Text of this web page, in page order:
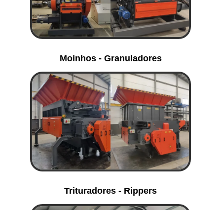
Moinhos - Granuladores
Trituradores - Rippers